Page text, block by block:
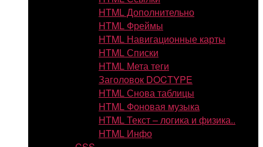
HTML Дополнительно
HTML Фреймы
HTML Навигационные карты
HTML Списки
HTML Мета теги
Заголовок DOCTYPE
HTML Снова таблицы
HTML Фоновая музыка
HTML Текст – логика и физика..
HTML Инфо